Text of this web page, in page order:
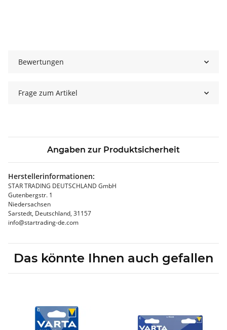
Bewertungen
Frage zum Artikel
Angaben zur Produktsicherheit
Herstellerinformationen:
STAR TRADING DEUTSCHLAND GmbH
Gutenbergstr. 1
Niedersachsen
Sarstedt, Deutschland, 31157
info@startrading-de.com
Das könnte Ihnen auch gefallen